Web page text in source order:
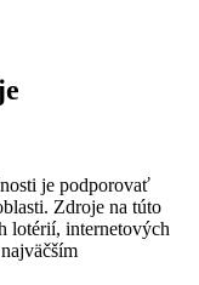
je podporovať
Zdroje na túto
lotérií, internetových